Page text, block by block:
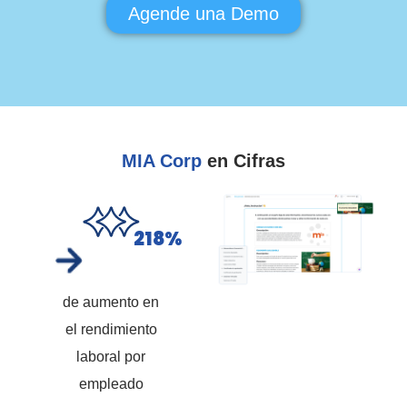
Agende una Demo
MIA Corp en Cifras
218%
de aumento en
el rendimiento
laboral por
empleado